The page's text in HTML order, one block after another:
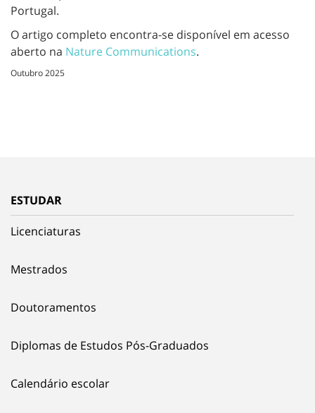
Portugal.
O artigo completo encontra-se disponível em acesso
aberto na Nature Communications.
Outubro 2025
ESTUDAR
Licenciaturas
Mestrados
Doutoramentos
Diplomas de Estudos Pós-Graduados
Calendário escolar